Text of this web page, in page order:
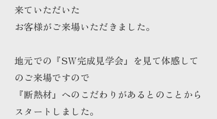
来ていただいた
お客様がご来場いただきました。
地元での『SW完成見学会』を見て体感して
のご来場ですので
『断熱材』へのこだわりがあるとのことから
スタートしました。